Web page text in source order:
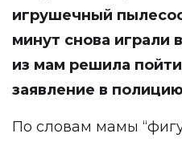
игрушечный
минут снова играли
из мам решила
заявление в
По словам мамы